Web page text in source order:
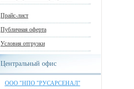
Прайс-лист
Публичная оферта
Условия отгрузки
Центральный офис
ООО "НПО "РУСАРСЕНАЛ"